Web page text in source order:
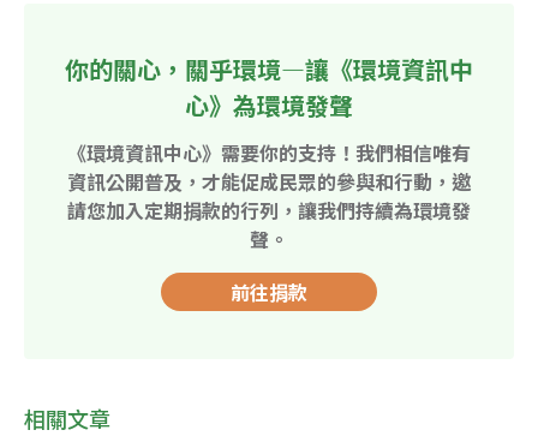
你的關心，關乎環境—讓《環境資訊中
心》為環境發聲
《環境資訊中心》需要你的支持！我們相信唯有
資訊公開普及，才能促成民眾的參與和行動，邀
請您加入定期捐款的行列，讓我們持續為環境發
聲。
前往捐款
相關文章